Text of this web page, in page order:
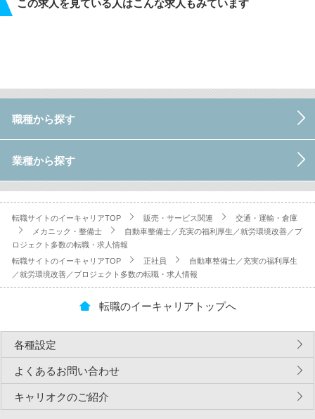
この求人を見ている人はこんな求人もみています
職種から探す
業種から探す
転職サイトのイーキャリアTOP 販売・サービス関連
交通・運輸・倉庫
メカニック・整備士
自動車整備士／充実の福利厚生／就労環境改善／プ
ロジェクト多数の転職・求人情報
転職サイトのイーキャリアTOP
正社員
自動車整備士／充実の福利厚生
／就労環境改善／プロジェクト多数の転職・求人情報
転職のイーキャリアトップへ
各種設定
よくあるお問い合わせ
キャリオクのご紹介